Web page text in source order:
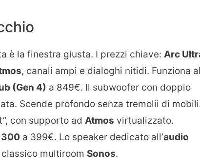
è la finestra giusta. I prezzi chiave: Arc
, canali ampi e dialoghi nitidi. Funziona al
(Gen 4) a 849€. Il subwoofer con doppio
Scende profondo senza tremolii di
con supporto ad Atmos virtualizzato.
300 a 399€. Lo speaker dedicato all’audio
classico multiroom Sonos.